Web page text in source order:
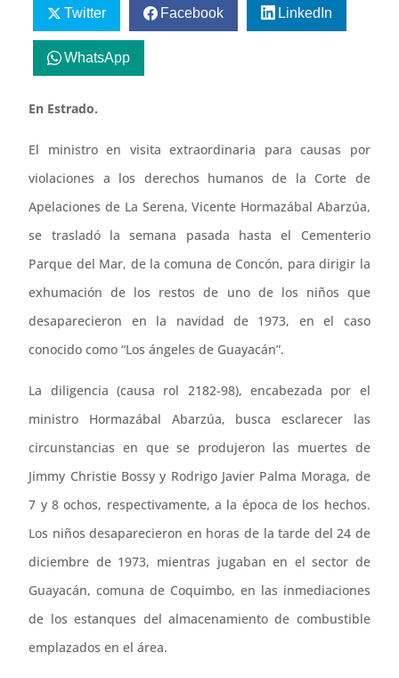
Twitter Facebook LinkedIn
WhatsApp
En Estrado.
El ministro en visita extraordinaria para causas por
violaciones a los derechos humanos de la Corte de
Apelaciones de La Serena, Vicente Hormazábal Abarzúa,
se trasladó la semana pasada hasta el Cementerio
Parque del Mar, de la comuna de Concón, para dirigir la
exhumación de los restos de uno de los niños que
desaparecieron en la navidad de 1973, en el caso
conocido como “Los ángeles de Guayacán”.
La diligencia (causa rol 2182-98), encabezada por el
ministro Hormazábal Abarzúa, busca esclarecer las
circunstancias en que se produjeron las muertes de
Jimmy Christie Bossy y Rodrigo Javier Palma Moraga, de
7 y 8 ochos, respectivamente, a la época de los hechos.
Los niños desaparecieron en horas de la tarde del 24 de
diciembre de 1973, mientras jugaban en el sector de
Guayacán, comuna de Coquimbo, en las inmediaciones
de los estanques del almacenamiento de combustible
emplazados en el área.